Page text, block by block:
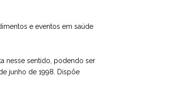
e eventos em saúde
nesse sentido, podendo ser
junho de 1998. Dispõe